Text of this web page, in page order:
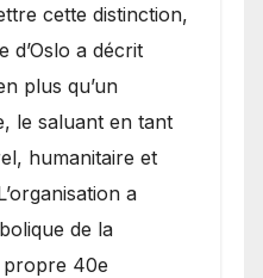
cette distinction,
d’Oslo a décrit
plus qu’un
le saluant en tant
humanitaire et
a
de la
40e